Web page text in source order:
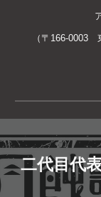
（〒166-0003
二代目代